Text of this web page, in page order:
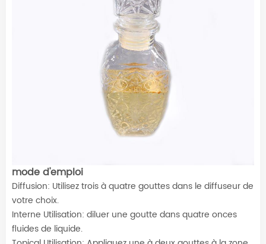
mode d'emploi
Diffusion: Utilisez trois à quatre gouttes dans le diffuseur de
votre choix.
Interne Utilisation: diluer une goutte dans quatre onces
fluides de liquide.